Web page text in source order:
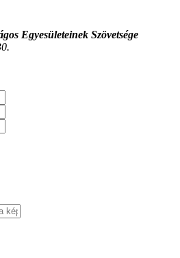
Egyesületeinek Szövetsége